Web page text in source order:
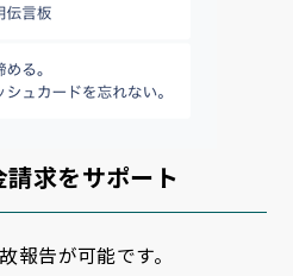
求をサポート
報告が可能です。